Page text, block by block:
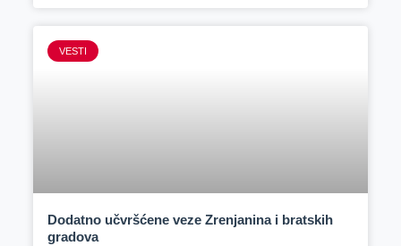
VESTI
Dodatno učvršćene veze Zrenjanina i bratskih
gradova